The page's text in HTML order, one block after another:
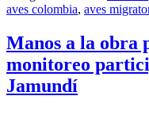
aves colombia, aves
Manos a la obra
monitoreo
Jamundí